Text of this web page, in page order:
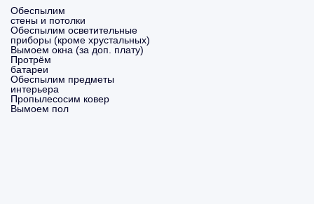
Обеспылим
стены и потолки
Обеспылим осветительные
приборы (кроме хрустальных)
Вымоем окна (за доп. плату)
Протрём
батареи
Обеспылим предметы
интерьера
Пропылесосим ковер
Вымоем пол